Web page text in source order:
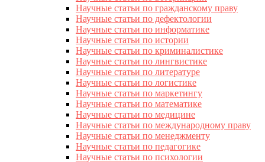
Научные статьи по гражданскому праву
Научные статьи по дефектологии
Научные статьи по информатике
Научные статьи по истории
Научные статьи по криминалистике
Научные статьи по лингвистике
Научные статьи по литературе
Научные статьи по логистике
Научные статьи по маркетингу
Научные статьи по математике
Научные статьи по медицине
Научные статьи по международному праву
Научные статьи по менеджменту
Научные статьи по педагогике
Научные статьи по психологии